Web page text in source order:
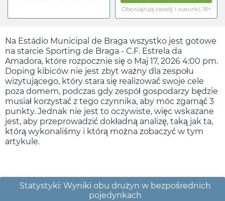
Obowiązują zasady i warunki, 18+
Na Estádio Municipal de Braga wszystko jest gotowe
na starcie Sporting de Braga - C.F. Estrela da
Amadora, które rozpocznie się o Maj 17, 2026 4:00 pm.
Doping kibiców nie jest zbyt ważny dla zespołu
wizytującego, który stara się realizować swoje cele
poza domem, podczas gdy zespół gospodarzy będzie
musiał korzystać z tego czynnika, aby móc zgarnąć 3
punkty. Jednak nie jest to oczywiste, więc wskazane
jest, aby przeprowadzić dokładną analizę, taką jak ta,
którą wykonaliśmy i którą można zobaczyć w tym
artykule.
Statystyki: Wyniki obu drużyn w bezpośrednich
pojedynkach